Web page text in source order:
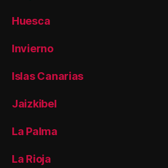
Huesca
Invierno
Islas Canarias
Jaizkibel
La Palma
La Rioja